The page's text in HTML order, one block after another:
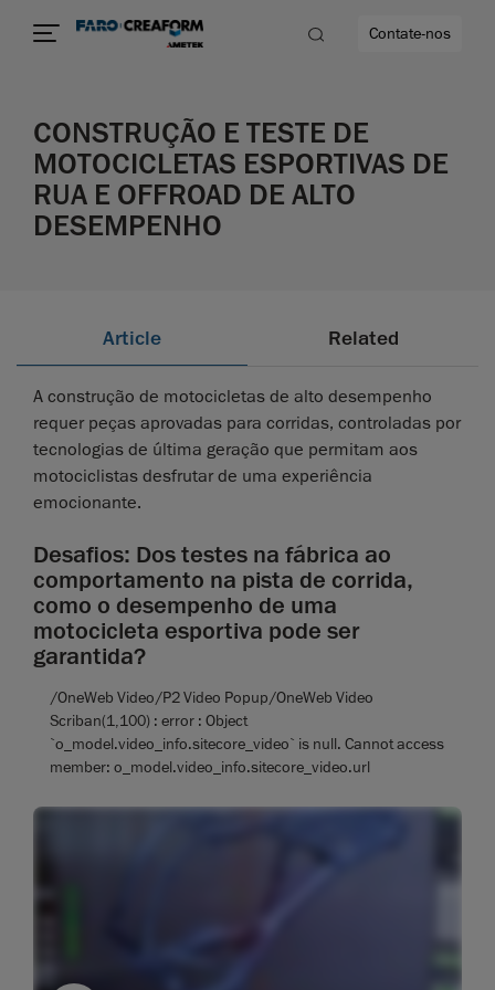
mais
Contate-nos
CONSTRUÇÃO E TESTE DE
MOTOCICLETAS ESPORTIVAS DE
RUA E OFFROAD DE ALTO
DESEMPENHO
Article Related
A construção de motocicletas de alto desempenho
requer peças aprovadas para corridas, controladas por
tecnologias de última geração que permitam aos
motociclistas desfrutar de uma experiência
emocionante.
Desafios: Dos testes na fábrica ao
comportamento na pista de corrida,
como o desempenho de uma
motocicleta esportiva pode ser
garantida?
/OneWeb Video/P2 Video Popup/OneWeb Video
Scriban(1,100) : error : Object
`o_model.video_info.sitecore_video` is null. Cannot access
member: o_model.video_info.sitecore_video.url